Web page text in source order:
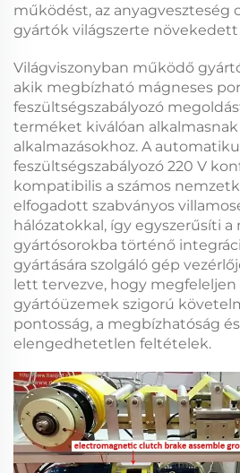
működést, az anyagveszteség
gyártók világszerte
Világviszonyban működő
akik megbízható mágneses
feszültségszabályozó
terméket kiválóan
alkalmazásokhoz. A
feszültségszabályozó 220 V
kompatibilis a számos
elfogadott szabványos
hálózatokkal, így egyszerűsíti a
gyártósorokba történő
gyártására szolgáló gép
lett tervezve, hogy megfeleljen
gyártóüzemek szigorú
pontosság, a megbízhatóság
elengedhetetlen feltételek.